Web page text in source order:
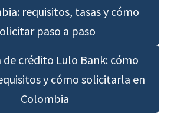
requisitos, tasas y cómo
paso a paso
de crédito Lulo Bank: cómo
y cómo solicitarla en
Colombia